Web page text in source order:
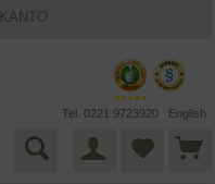
Tel. 0221 9723920 English